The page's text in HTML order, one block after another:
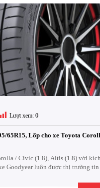
Lượt xem: 0
65R15, Lốp cho xe Toyota
/ Civic (1.8), Altis (1.8) với
Goodyear luôn được thị trường